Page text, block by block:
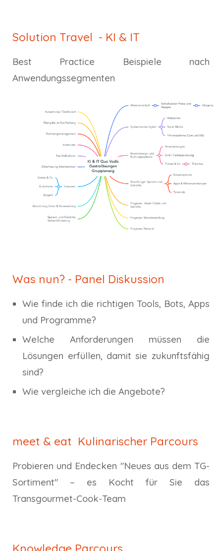
Solution Travel - KI & IT
Best Practice Beispiele nach
Anwendungssegmenten
Was nun? - Panel Diskussion
Wie finde ich die richtigen Tools, Bots, Apps
und Programme?
Welche Anforderungen müssen die
Lösungen erfüllen, damit sie zukunftsfähig
sind?
Wie vergleiche ich die Angebote?
meet & eat Kulinarischer Parcours
Probieren und Endecken "Neues aus dem TG-
Sortiment" – es Kocht für Sie das
Transgourmet-Cook-Team